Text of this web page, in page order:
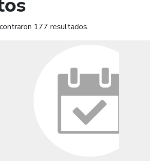
177 resultados.